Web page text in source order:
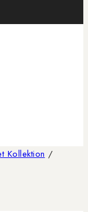
Kollektion /